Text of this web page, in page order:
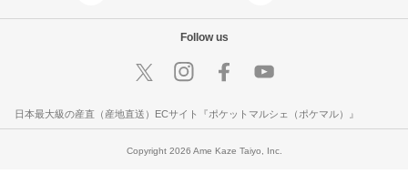
Follow us
日本最大級の産直（産地直送）ECサイト『ポケットマルシェ（ポケマル）』
Copyright 2026 Ame Kaze Taiyo, Inc.